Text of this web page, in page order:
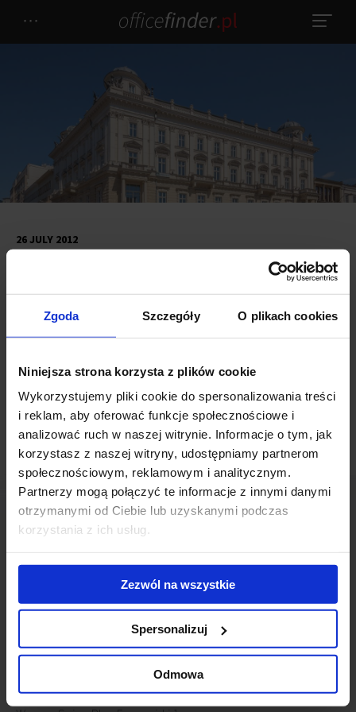
Zgoda Szczegóły O plikach cookies
Niniejsza strona korzysta z plików cookie
Wykorzystujemy pliki cookie do spersonalizowania treści
i reklam, aby oferować funkcje społecznościowe i
analizować ruch w naszej witrynie. Informacje o tym, jak
korzystasz z naszej witryny, udostępniamy partnerom
społecznościowym, reklamowym i analitycznym.
Partnerzy mogą połączyć te informacje z innymi danymi
otrzymanymi od Ciebie lub uzyskanymi podczas
korzystania z ich usług.
Zezwól na wszystkie
Spersonalizuj
Odmowa
26 JULY 2012
One of the largest financial institutions in the world, The Industrial
office space in the
Griffin House building
. The office building is
located in downtown Warsaw on Trzech Krzyży Square.
Contact us
Jones Lang LaSalle Sp. z o.o.